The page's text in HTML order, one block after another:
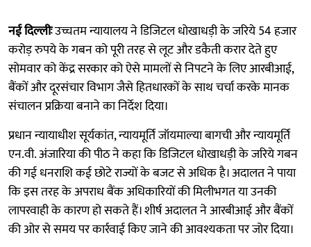
नई दिल्लीःउच्चतम न्यायालय ने डिजिटल धोखाधड़ी के जरिये 54 हजार
करोड़ रुपये के गबन को पूरी तरह से लूट और डकैती करार देते हुए
सोमवार को केंद्र सरकार को ऐसे मामलों से निपटने के लिए आरबीआई,
बैंकों और दूरसंचार विभाग जैसे हितधारकों के साथ चर्चा करके मानक
संचालन प्रक्रिया बनाने का निर्देश दिया।
प्रधान न्यायाधीश सूर्यकांत, न्यायमूर्ति जॉयमाल्या बागची और न्यायमूर्ति
एन.वी. अंजारिया की पीठ ने कहा कि डिजिटल धोखाधड़ी के जरिये गबन
की गई धनराशि कई छोटे राज्यों के बजट से अधिक है। अदालत ने पाया
कि इस तरह के अपराध बैंक अधिकारियों की मिलीभगत या उनकी
लापरवाही के कारण हो सकते हैं। शीर्ष अदालत ने आरबीआई और बैंकों
की ओर से समय पर कार्रवाई किए जाने की आवश्यकता पर जोर दिया।